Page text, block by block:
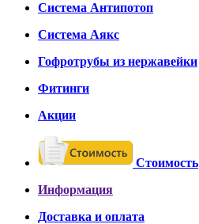
Система Антипотоп
Система Аякс
Гофротрубы из нержавейки
Фитинги
Акции
Стоимость
Информация
Доставка и оплата